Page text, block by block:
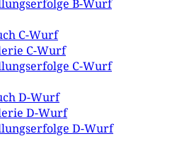
B-Wurf
C-Wurf
C-Wurf
C-Wurf
D-Wurf
D-Wurf
D-Wurf